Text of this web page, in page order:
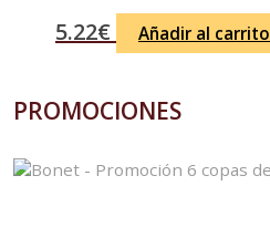
5.22€ Añadir al carrito
PROMOCIONES